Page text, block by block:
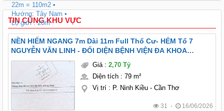
TIN CÙNG KHU VỰC
NỀN HIẾM NGANG 7m Dài 11m Full Thổ Cư- HẺM Tổ 7
NGUYỄN VĂN LINH - ĐỐI DIỆN BỆNH VIỆN ĐA KHOA
TRUNG ƯƠNG CẦN THƠ
Giá: 2,70 Tỷ
Diện tích: 79 m²
Vị trí: P. Ninh Kiều - Cần Thơ
31 - 16/06/2026